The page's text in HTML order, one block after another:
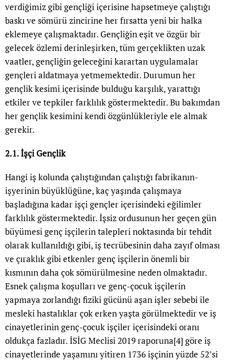
verdiğimiz gibi gençliği içerisine hapsetmeye çalıştığı
baskı ve sömürü zincirine her fırsatta yeni bir halka
eklemeye çalışmaktadır. Gençliğin eşit ve özgür bir
gelecek özlemi derinleşirken, tüm gerçeklikten uzak
vaatler, gençliğin geleceğini karartan uygulamalar
gençleri aldatmaya yetmemektedir. Durumun her
gençlik kesimi içerisinde bulduğu karşılık, yarattığı
etkiler ve tepkiler farklılık göstermektedir. Bu bakımdan
her gençlik kesimini kendi özgünlükleriyle ele almak
gerekir.
2.1. İşçi Gençlik
Hangi iş kolunda çalıştığından çalıştığı fabrikanın-
işyerinin büyüklüğüne, kaç yaşında çalışmaya
başladığına kadar işçi gençler içerisindeki eğilimler
farklılık göstermektedir. İşsiz ordusunun her geçen gün
büyümesi genç işçilerin talepleri noktasında bir tehdit
olarak kullanıldığı gibi, iş tecrübesinin daha zayıf olması
ve çıraklık gibi etkenler genç işçilerin önemli bir
kısmının daha çok sömürülmesine neden olmaktadır.
Esnek çalışma koşulları ve genç-çocuk işçilerin
yapmaya zorlandığı fiziki gücünü aşan işler sebebi ile
mesleki hastalıklar çok erken yaşta görülmektedir ve iş
cinayetlerinin genç-çocuk işçiler içerisindeki oranı
oldukça fazladır. İSİG Meclisi 2019 raporuna[4] göre iş
cinayetlerinde yaşamını yitiren 1736 işçinin yüzde 52’si